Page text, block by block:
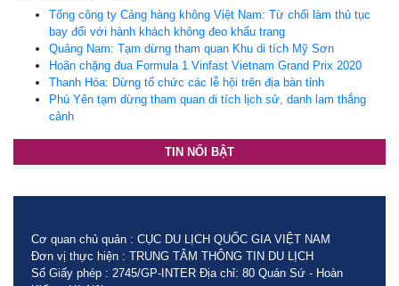
Tổng công ty Cảng hàng không Việt Nam: Từ chối làm thủ tục
bay đối với hành khách không đeo khẩu trang
Quảng Nam: Tạm dừng tham quan Khu di tích Mỹ Sơn
Hoãn chặng đua Formula 1 Vinfast Vietnam Grand Prix 2020
Thanh Hóa: Dừng tổ chức các lễ hội trên địa bàn tỉnh
Phú Yên tạm dừng tham quan di tích lịch sử, danh lam thắng
cảnh
TIN NỔI BẬT
Cơ quan chủ quản : CỤC DU LỊCH QUỐC GIA VIỆT NAM
Đơn vị thực hiện : TRUNG TÂM THÔNG TIN DU LỊCH
Số Giấy phép : 2745/GP-INTER Địa chỉ: 80 Quán Sứ - Hoàn